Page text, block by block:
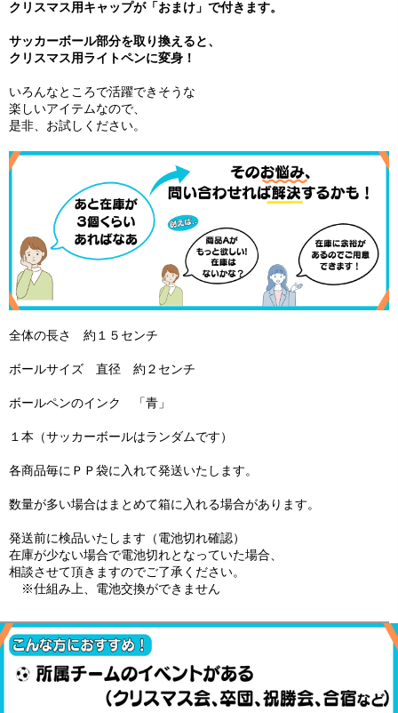
クリスマス用キャップが「おまけ」で付きます。
サッカーボール部分を取り換えると、
クリスマス用ライトペンに変身！
いろんなところで活躍できそうな
楽しいアイテムなので、
是非、お試しください。
全体の長さ 約１５センチ
ボールサイズ 直径 約２センチ
ボールペンのインク 「青」
１本（サッカーボールはランダムです）
各商品毎にＰＰ袋に入れて発送いたします。
数量が多い場合はまとめて箱に入れる場合があります。
発送前に検品いたします（電池切れ確認）
在庫が少ない場合で電池切れとなっていた場合、
相談させて頂きますのでご了承ください。
※仕組み上、電池交換ができません